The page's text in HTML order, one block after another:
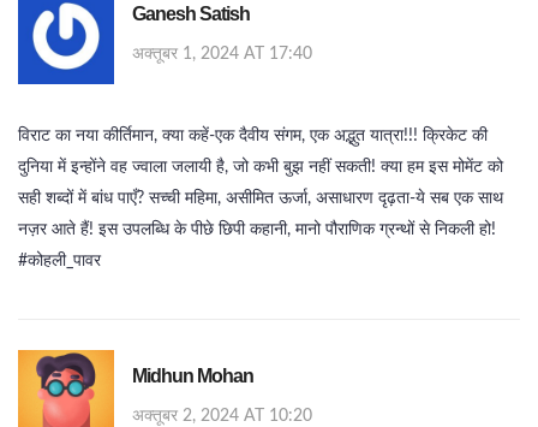
Ganesh Satish
अक्तूबर 1, 2024 AT 17:40
विराट का नया कीर्तिमान, क्या कहें-एक दैवीय संगम, एक अद्भुत यात्रा!!! क्रिकेट की
दुनिया में इन्होंने वह ज्वाला जलायी है, जो कभी बुझ नहीं सकती! क्या हम इस मोमेंट को
सही शब्दों में बांध पाएँ? सच्ची महिमा, असीमित ऊर्जा, असाधारण दृढ़ता-ये सब एक साथ
नज़र आते हैं! इस उपलब्धि के पीछे छिपी कहानी, मानो पौराणिक ग्रन्थों से निकली हो!
#कोहली_पावर
Midhun Mohan
अक्तूबर 2, 2024 AT 10:20